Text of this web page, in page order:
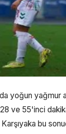
yoğun yağmur
28 ve 55'inci
bu